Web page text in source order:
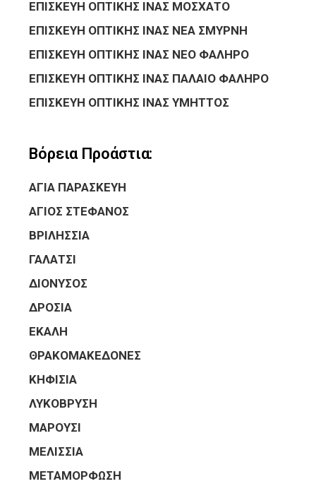
ΕΠΙΣΚΕΥΗ ΟΠΤΙΚΗΣ ΙΝΑΣ ΜΟΣΧΑΤΟ
ΕΠΙΣΚΕΥΗ ΟΠΤΙΚΗΣ ΙΝΑΣ ΝΕΑ ΣΜΥΡΝΗ
ΕΠΙΣΚΕΥΗ ΟΠΤΙΚΗΣ ΙΝΑΣ ΝΕΟ ΦΑΛΗΡΟ
ΕΠΙΣΚΕΥΗ ΟΠΤΙΚΗΣ ΙΝΑΣ ΠΑΛΑΙΟ ΦΑΛΗΡΟ
ΕΠΙΣΚΕΥΗ ΟΠΤΙΚΗΣ ΙΝΑΣ ΥΜΗΤΤΟΣ
Βόρεια Προάστια:
ΑΓΙΑ ΠΑΡΑΣΚΕΥΗ
ΑΓΙΟΣ ΣΤΕΦΑΝΟΣ
ΒΡΙΛΗΣΣΙΑ
ΓΑΛΑΤΣΙ
ΔΙΟΝΥΣΟΣ
ΔΡΟΣΙΑ
ΕΚΑΛΗ
ΘΡΑΚΟΜΑΚΕΔΟΝΕΣ
ΚΗΦΙΣΙΑ
ΛΥΚΟΒΡΥΣΗ
ΜΑΡΟΥΣΙ
ΜΕΛΙΣΣΙΑ
ΜΕΤΑΜΟΡΦΩΣΗ